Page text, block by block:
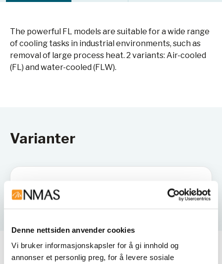
Denne nettsiden anvender cookies
Vi bruker informasjonskapsler for å gi innhold og
annonser et personlig preg, for å levere sosiale
The powerful FL models are suitable for a wide range
of cooling tasks in industrial environments, such as
removal of large process heat. 2 variants: Air-cooled
(FL) and water-cooled (FLW).
Varianter